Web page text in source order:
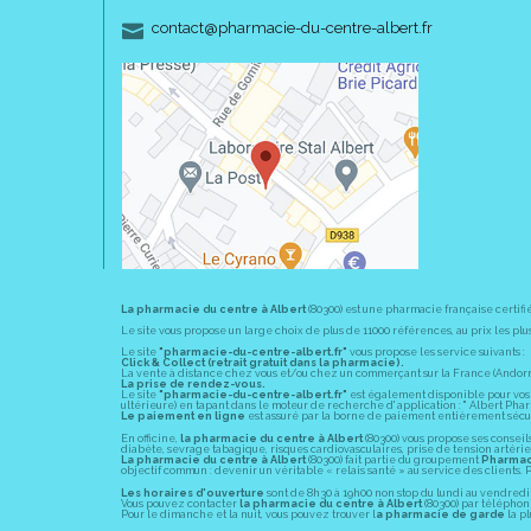
contact-
@-
pharmacie-du-centre-albert.fr
La pharmacie du centre à Albert(80300) est une pharmacie française
Le site vous propose un large choix de plus de 11000 références, au prix les
Le site "pharmacie-du-centre-albert.fr" vous propose les service suivants :
Click & Collect (retrait gratuit dans la pharmacie).
La vente à distance chez vous et/ou chez un commerçant sur la France
La prise de rendez-vous.
Le site "pharmacie-du-centre-albert.fr" est également disponible pour vos
ultérieure) en tapant dans le moteur de recherche d' application : " Albert
Le paiement en ligne est assuré par la borne de paiement entièrement
En officine, la pharmacie du centre à Albert(80300) vous propose ses
diabète, sevrage tabagique, risques cardiovasculaires, prise de tension
La pharmacie du centre à Albert(80300) fait partie du groupement
objectif commun : devenir un véritable « relais santé » au service des clients.
Les horaires d'ouverture sont de 8h30 à 19h00 non stop du lundi au
Vous pouvez contacter la pharmacie du centre à Albert(80300) par
Pour le dimanche et la nuit, vous pouvez trouver la pharmacie de garde la